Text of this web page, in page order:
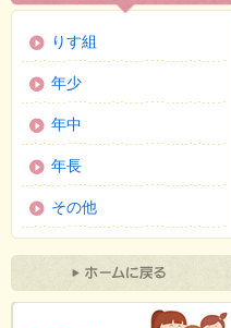
りす組
年少
年中
年長
その他